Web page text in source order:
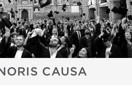
CAUSA